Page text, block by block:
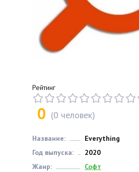
Рейтинг
0 (0 человек)
Название:
Everything
Год выпуска:
2020
Жанр:
Софт